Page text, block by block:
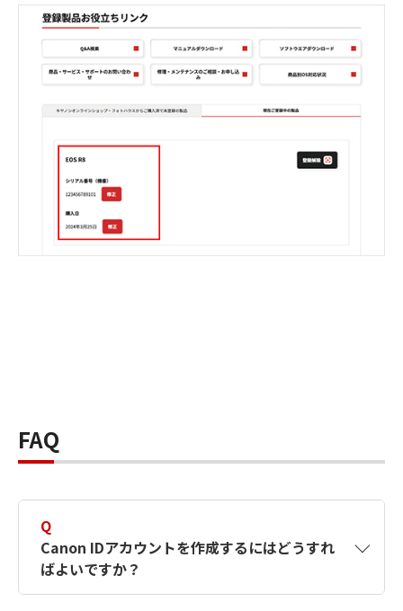
FAQ
Q
Canon IDアカウントを作成するにはどうすれ
ばよいですか？